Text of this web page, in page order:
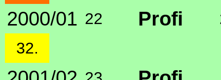
2000/01 22 Profi
32.